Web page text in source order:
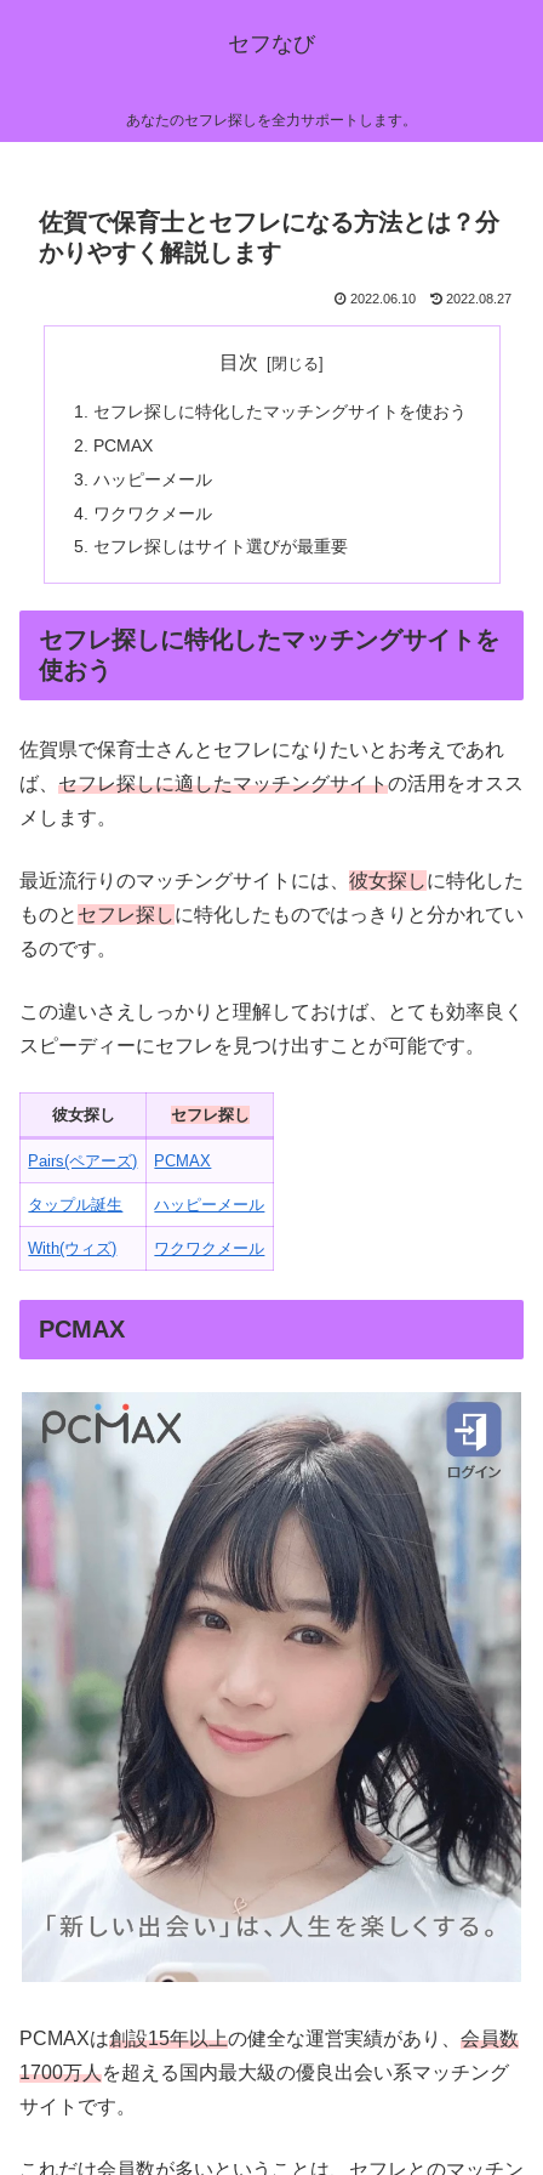
セフなび
あなたのセフレ探しを全力サポートします。
佐賀で保育士とセフレになる方法とは？分
かりやすく解説します
2022.06.10 2022.08.27
目次
セフレ探しに特化したマッチングサイトを使おう
PCMAX
ハッピーメール
ワクワクメール
セフレ探しはサイト選びが最重要
セフレ探しに特化したマッチングサイトを
使おう
佐賀県で保育士さんとセフレになりたいとお考えであれ
ば、 セフレ探しに適したマッチングサイトの活用をオスス
メします。
最近流行りのマッチングサイトには、 彼女探しに特化した
ものと セフレ探しに特化したものではっきりと分かれてい
るのです。
この違いさえしっかりと理解しておけば、とても効率良く
スピーディーにセフレを見つけ出すことが可能です。
彼女探し セフレ探し
Pairs(ペアーズ) PCMAX
タップル誕生 ハッピーメール
With(ウィズ) ワクワクメール
PCMAX
PCMAXは創設15年以上の健全な運営実績があり、 会員数
1700万人を超える国内最大級の優良出会い系マッチング
サイトです。
これだけ会員数が多いということは、セフレとのマッチン